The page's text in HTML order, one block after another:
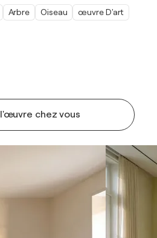
chez vous
Arbre Oiseau œuvre D'art